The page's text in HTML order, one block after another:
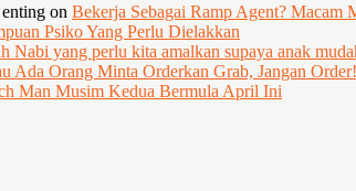
on Bekerja Sebagai Ramp Agent? Macam
Psiko Yang Perlu Dielakkan
Nabi yang perlu kita amalkan supaya anak
Ada Orang Minta Orderkan Grab, Jangan Order!
Man Musim Kedua Bermula April Ini